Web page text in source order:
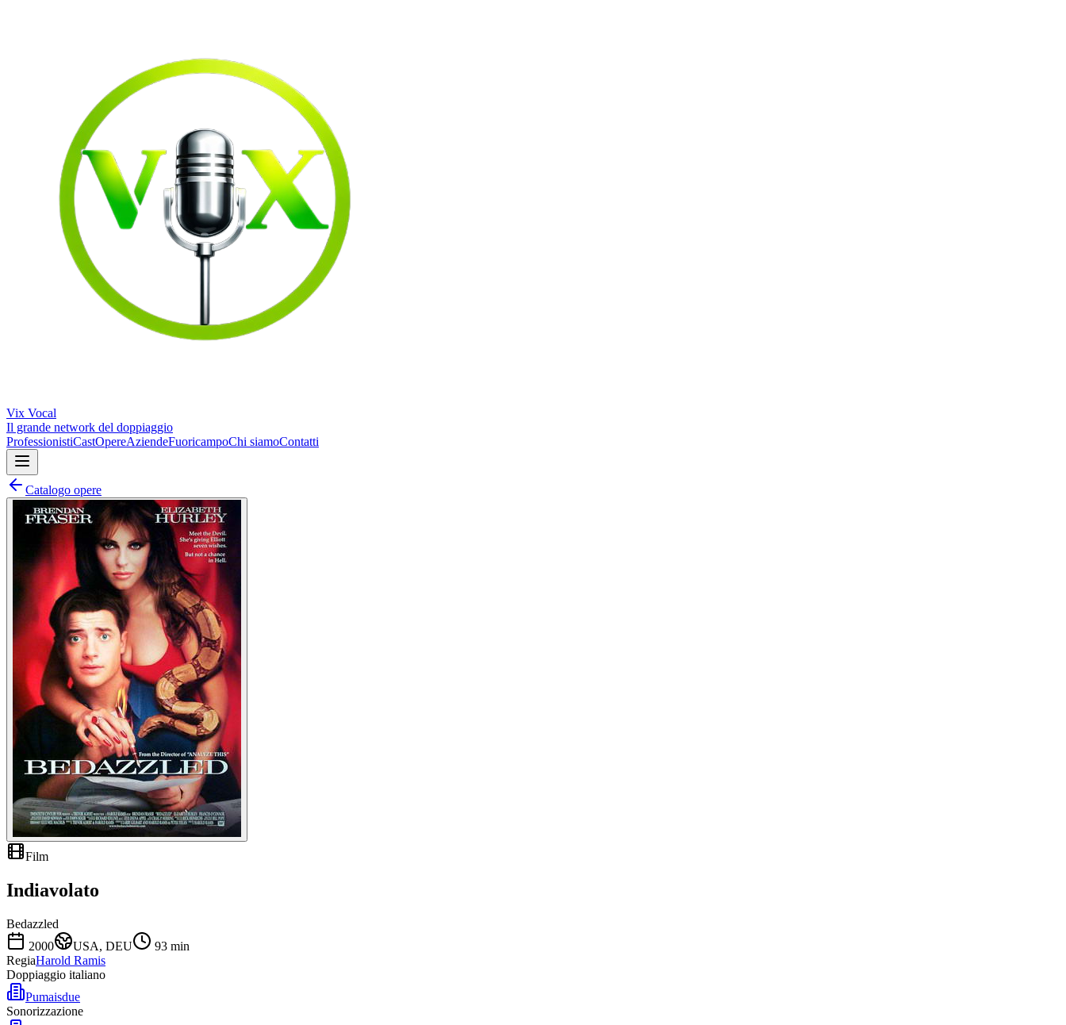
Vix Vocal
Il grande network del doppiaggio
ProfessionistiCastOpereAziendeFuoricampoChi siamoContatti
Catalogo opere
Film
Indiavolato
Bedazzled
2000
USA, DEU 93 min
RegiaHarold Ramis
Doppiaggio italiano
Pumaisdue
Sonorizzazione